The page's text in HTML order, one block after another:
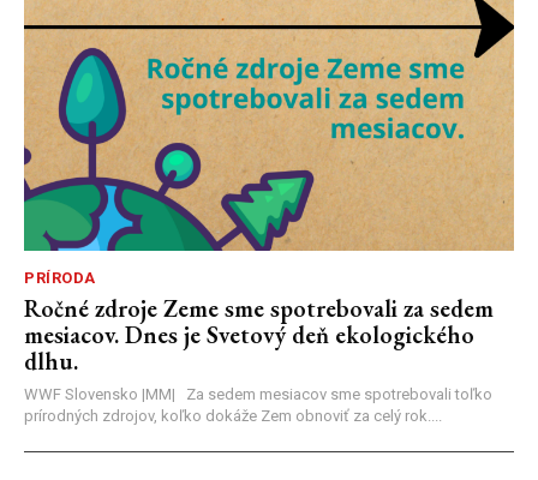
PRÍRODA
Ročné zdroje Zeme sme spotrebovali za sedem
mesiacov. Dnes je Svetový deň ekologického
dlhu.
WWF Slovensko |MM| Za sedem mesiacov sme spotrebovali toľko
prírodných zdrojov, koľko dokáže Zem obnoviť za celý rok....